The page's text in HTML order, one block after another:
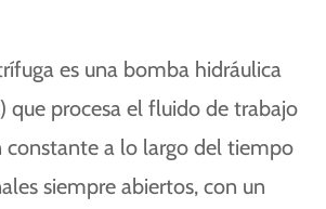
es una bomba hidráulica
que procesa el fluido de trabajo
constante a lo largo del tiempo
siempre abiertos, con un